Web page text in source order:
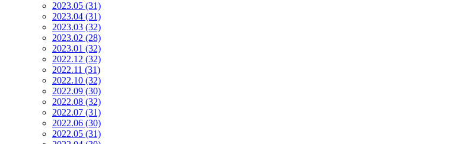
2023.05 (31)
2023.04 (31)
2023.03 (32)
2023.02 (28)
2023.01 (32)
2022.12 (32)
2022.11 (31)
2022.10 (32)
2022.09 (30)
2022.08 (32)
2022.07 (31)
2022.06 (30)
2022.05 (31)